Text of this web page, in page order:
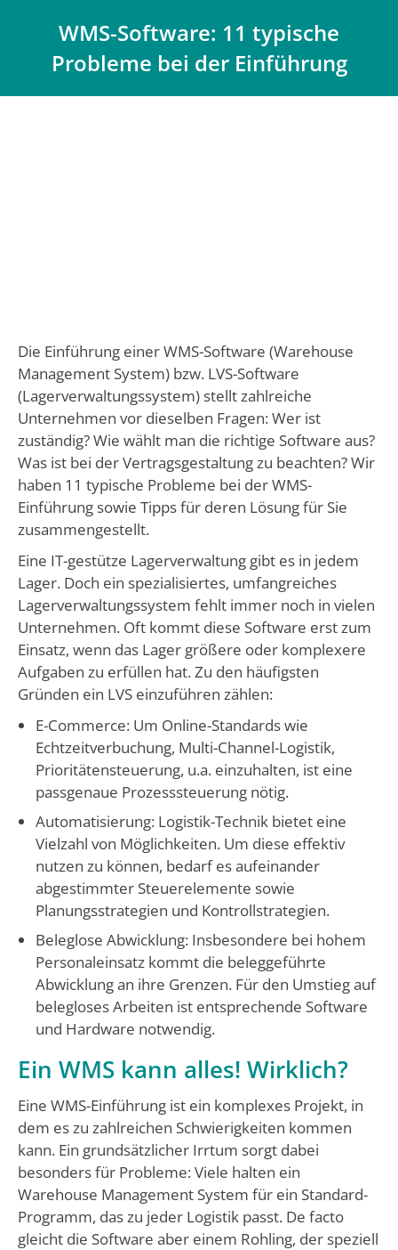
WMS-Software: 11 typische
Probleme bei der Einführung
Die Einführung einer WMS-Software (Warehouse
Management System) bzw. LVS-Software
(Lagerverwaltungssystem) stellt zahlreiche
Unternehmen vor dieselben Fragen: Wer ist
zuständig? Wie wählt man die richtige Software aus?
Was ist bei der Vertragsgestaltung zu beachten? Wir
haben 11 typische Probleme bei der WMS-
Einführung sowie Tipps für deren Lösung für Sie
zusammengestellt.
Eine IT-gestütze Lagerverwaltung gibt es in jedem
Lager. Doch ein spezialisiertes, umfangreiches
Lagerverwaltungssystem fehlt immer noch in vielen
Unternehmen. Oft kommt diese Software erst zum
Einsatz, wenn das Lager größere oder komplexere
Aufgaben zu erfüllen hat. Zu den häufigsten
Gründen ein LVS einzuführen zählen:
E-Commerce: Um Online-Standards wie
Echtzeitverbuchung, Multi-Channel-Logistik,
Prioritätensteuerung, u.a. einzuhalten, ist eine
passgenaue Prozesssteuerung nötig.
Automatisierung: Logistik-Technik bietet eine
Vielzahl von Möglichkeiten. Um diese effektiv
nutzen zu können, bedarf es aufeinander
abgestimmter Steuerelemente sowie
Planungsstrategien und Kontrollstrategien.
Beleglose Abwicklung: Insbesondere bei hohem
Personaleinsatz kommt die beleggeführte
Abwicklung an ihre Grenzen. Für den Umstieg auf
belegloses Arbeiten ist entsprechende Software
und Hardware notwendig.
Ein WMS kann alles! Wirklich?
Eine WMS-Einführung ist ein komplexes Projekt, in
dem es zu zahlreichen Schwierigkeiten kommen
kann. Ein grundsätzlicher Irrtum sorgt dabei
besonders für Probleme: Viele halten ein
Warehouse Management System für ein Standard-
Programm, das zu jeder Logistik passt. De facto
gleicht die Software aber einem Rohling, der speziell